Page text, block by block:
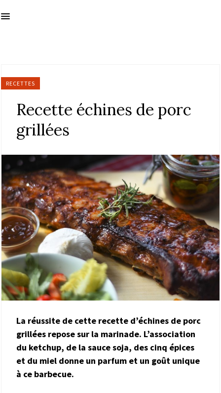
RECETTES
Recette échines de porc
grillées
La réussite de cette recette d’échines de porc
grillées repose sur la marinade. L’association
du ketchup, de la sauce soja, des cinq épices
et du miel donne un parfum et un goût unique
à ce barbecue.